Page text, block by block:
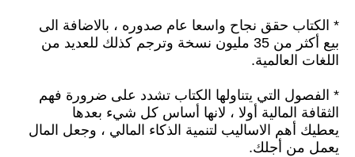
* الكتاب حقق نجاح واسعا عام صدوره ، بالاضافة الى
بيع أكثر من 35 مليون نسخة وترجم ك
ذلك للعديد من
اللغات العالمية.
* الفصول التي يتناولها الكتاب تشدد على ضرورة فهم
الثقافة المالية أولا ، لانها أساس كل شيء بعدها
يعطيك أهم الاساليب لتنمية الذكاء المالي ، وجعل المال
يعمل من أجلك.